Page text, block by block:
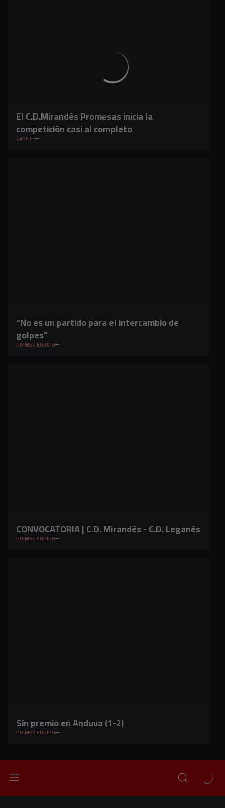
El C.D.Mirandés Promesas inicia la
competición casi al completo
CADETE
“No es un partido para el intercambio de
golpes"
PRIMER EQUIPO
CONVOCATORIA | C.D. Mirandés - C.D. Leganés
PRIMER EQUIPO
Sin premio en Anduva (1-2)
PRIMER EQUIPO